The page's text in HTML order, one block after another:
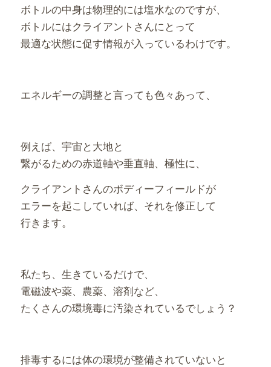
ボトルの中身は物理的には塩水なのですが、
ボトルにはクライアントさんにとって
最適な状態に促す情報が入っているわけです。
エネルギーの調整と言っても色々あって、
例えば、宇宙と大地と
繋がるための赤道軸や垂直軸、極性に、
クライアントさんのボディーフィールドが
エラーを起こしていれば、それを修正して
行きます。
私たち、生きているだけで、
電磁波や薬、農薬、溶剤など、
たくさんの環境毒に汚染されているでしょう？
排毒するには体の環境が整備されていないと